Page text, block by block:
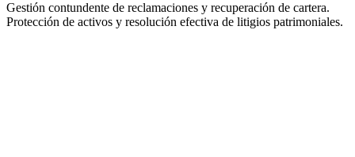
Gestión contundente de reclamaciones y recuperación de cartera.
Protección de activos y resolución efectiva de litigios patrimoniales.